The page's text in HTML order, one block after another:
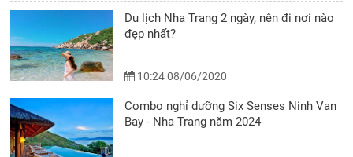
Du lịch Nha Trang 2 ngày, nên đi nơi nào
đẹp nhất?
10:24 08/06/2020
Combo nghỉ dưỡng Six Senses Ninh Van
Bay - Nha Trang năm 2024